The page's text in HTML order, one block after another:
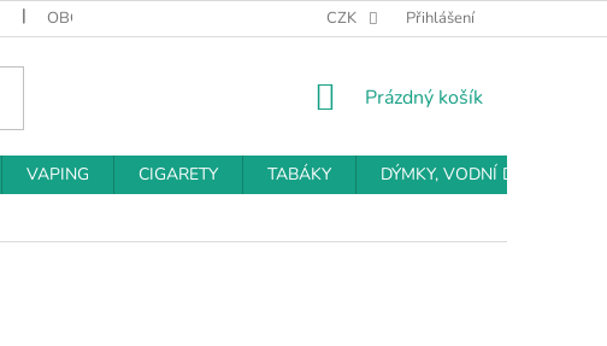
OBCHODNÍ PODMÍNKY PODMÍNKY OCHRANY OSOBNÍCH ÚDAJŮ
CZK Přihlášení
NÁKUPNÍ
Prázdný košík
VAPING CIGARETY TABÁKY
DÝMKY, VODNÍ DÝMKY